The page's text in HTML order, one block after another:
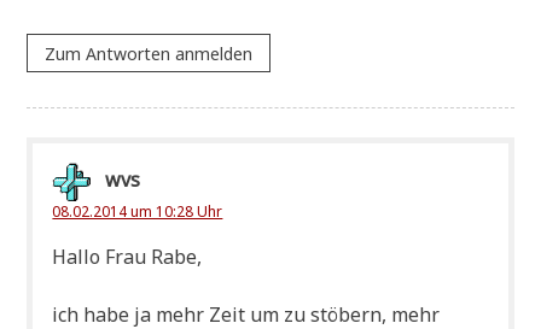
Zum Antworten anmelden
wvs
08.02.2014 um 10:28 Uhr
Hal­lo Frau Rabe,
ich habe ja mehr Zeit um zu stö­bern, mehr